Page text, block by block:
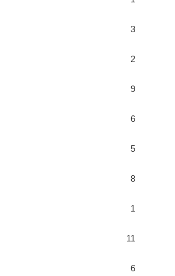
3
2
9
6
5
8
1
11
6